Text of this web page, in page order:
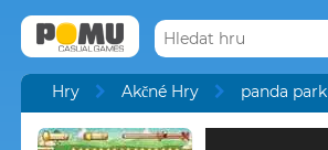
Hry Akčné Hry panda park